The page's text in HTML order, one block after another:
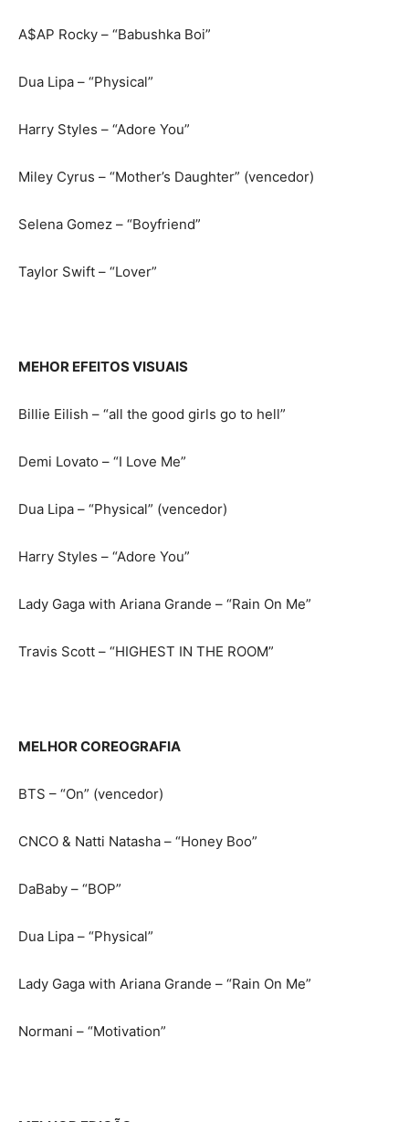
A$AP Rocky – “Babushka Boi”
Dua Lipa – “Physical”
Harry Styles – “Adore You”
Miley Cyrus – “Mother’s Daughter” (vencedor)
Selena Gomez – “Boyfriend”
Taylor Swift – “Lover”
MEHOR EFEITOS VISUAIS
Billie Eilish – “all the good girls go to hell”
Demi Lovato – “I Love Me”
Dua Lipa – “Physical” (vencedor)
Harry Styles – “Adore You”
Lady Gaga with Ariana Grande – “Rain On Me”
Travis Scott – “HIGHEST IN THE ROOM”
MELHOR COREOGRAFIA
BTS – “On” (vencedor)
CNCO & Natti Natasha – “Honey Boo”
DaBaby – “BOP”
Dua Lipa – “Physical”
Lady Gaga with Ariana Grande – “Rain On Me”
Normani – “Motivation”